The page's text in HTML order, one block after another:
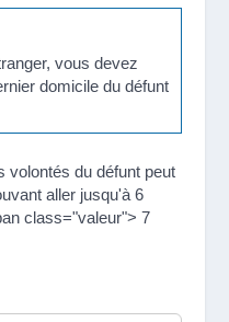
vous devez
domicile du défunt
volontés du défunt peut
aller jusqu'à 6
class="valeur"> 7